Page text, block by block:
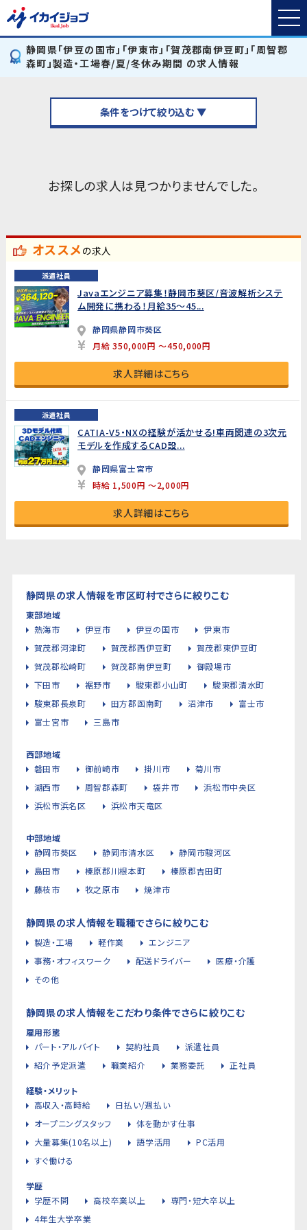
静岡県「伊豆の国市」「伊東市」「賀茂郡南伊豆町」「周智郡
森町」製造・工場春/夏/冬休み期間 の求人情報
条件をつけて絞り込む ▼
お探しの求人は見つかりませんでした。
オススメの求人
派遣社員
Javaエンジニア募集！静岡市葵区/音波解析システ
ム開発に携わる！月給35～45...
静岡県静岡市葵区
月給 350,000円 ～450,000円
求人詳細はこちら
派遣社員
CATIA-V5・NXの経験が活かせる!車両関連の3次元
モデルを作成するCAD設...
静岡県富士宮市
時給 1,500円 ～2,000円
求人詳細はこちら
静岡県の求人情報を市区町村でさらに絞りこむ
東部地域
熱海市
伊豆市 伊豆の国市
伊東市
賀茂郡河津町
賀茂郡西伊豆町
賀茂郡東伊豆町
賀茂郡松崎町
賀茂郡南伊豆町
御殿場市
下田市
裾野市 駿東郡小山町
駿東郡清水町
駿東郡長泉町
田方郡函南町 沼津市
富士市
富士宮市
三島市
西部地域
磐田市
御前崎市 掛川市
菊川市
湖西市
周智郡森町 袋井市
浜松市中央区
浜松市浜名区
浜松市天竜区
中部地域
静岡市葵区
静岡市清水区
静岡市駿河区
島田市
榛原郡川根本町
榛原郡吉田町
藤枝市
牧之原市 焼津市
静岡県の求人情報を職種でさらに絞りこむ
製造・工場 軽作業
エンジニア
事務・オフィスワーク
配送ドライバー
医療・介護
その他
静岡県の求人情報をこだわり条件でさらに絞りこむ
雇用形態
パート・アルバイト
契約社員
派遣社員
紹介予定派遣
職業紹介 業務委託 正社員
経験・メリット
高収入・高時給
日払い/週払い
オープニングスタッフ
体を動かす仕事
大量募集(10名以上)
語学活用
PC活用
すぐ働ける
学歴
学歴不問
高校卒業以上
専門・短大卒以上
4年生大学卒業